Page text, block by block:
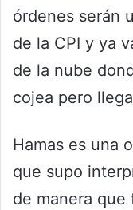
órdenes serán
de la CPI y ya
de la nube
cojea pero
Hamas es una
que supo
de manera que